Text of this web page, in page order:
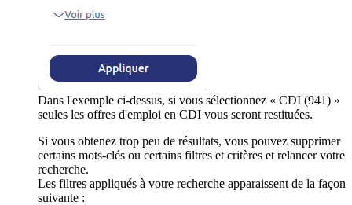
Dans l'exemple ci-dessus, si vous sélectionnez « CDI (941) »
seules les offres d'emploi en CDI vous seront restituées.
Si vous obtenez trop peu de résultats, vous pouvez supprimer
certains mots-clés ou certains filtres et critères et relancer votre
recherche.
Les filtres appliqués à votre recherche apparaissent de la façon
suivante :